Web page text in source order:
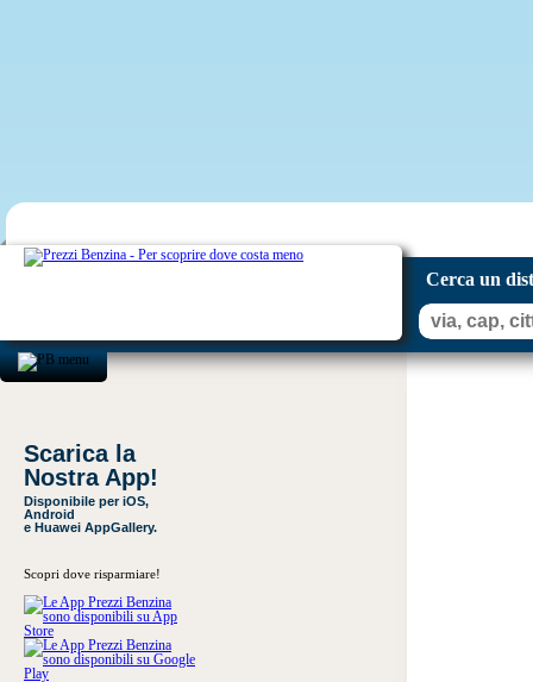
Cerca un
Scarica la
Nostra App!
Disponibile per iOS,
Android
e Huawei AppGallery.
Scopri dove risparmiare!